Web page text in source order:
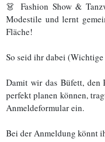
👗 Fashion Show &
Modestile und lernt
Fläche!
So seid ihr dabei
Damit wir das Büfett, den
perfekt planen können,
Anmeldeformular ein.
Bei der Anmeldung könnt